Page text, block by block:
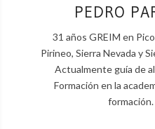
PEDRO
31 años GREIM en
Pirineo, Sierra Nevada y
Actualmente guía de
Formación en la
formación.